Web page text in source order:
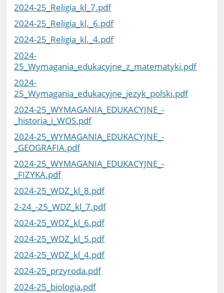
2024-25_Religia_kl_7.pdf
2024-25_Religia_kl._6.pdf
2024-25_Religia_kl._4.pdf
2024-
25_Wymagania_edukacyjne_z_matematyki.pdf
2024-
25_Wymagania_edukacyjne_jezyk_polski.pdf
2024-25_WYMAGANIA_EDUKACYJNE_-
_historia_i_WOS.pdf
2024-25_WYMAGANIA_EDUKACYJNE_-
_GEOGRAFIA.pdf
2024-25_WYMAGANIA_EDUKACYJNE_-
_FIZYKA.pdf
2024-25_WDZ_kl_8.pdf
2-24_-25_WDZ_kl_7.pdf
2024-25_WDZ_kl_6.pdf
2024-25_WDZ_kl_5.pdf
2024-25_WDZ_kl_4.pdf
2024-25_przyroda.pdf
2024-25_biologia.pdf